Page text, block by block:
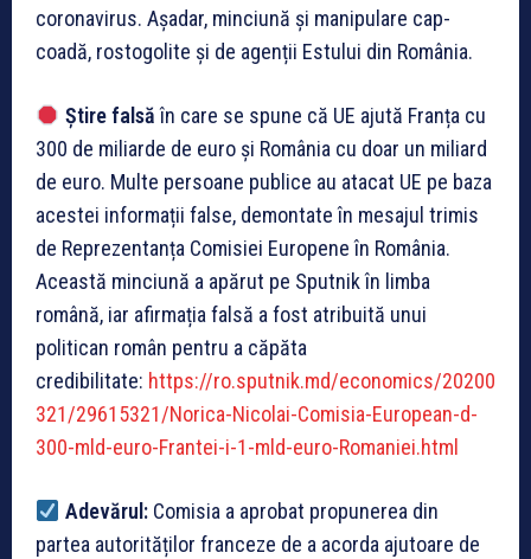
coronavirus. Așadar, minciună și manipulare cap-
coadă, rostogolite și de agenții Estului din România.
Știre falsăîn care se spune că UE ajută Franța cu
300 de miliarde de euro și România cu doar un miliard
de euro. Multe persoane publice au atacat UE pe baza
acestei informații false, demontate în mesajul trimis
de Reprezentanța Comisiei Europene în România.
Această minciună a apărut pe Sputnik în limba
română, iar afirmația falsă a fost atribuită unui
politican român pentru a căpăta
credibilitate: https://ro.sputnik.md/economics/20200
321/29615321/Norica-Nicolai-Comisia-European-d-
300-mld-euro-Frantei-i-1-mld-euro-Romaniei.html
Adevărul: Comisia a aprobat propunerea din
partea autorităților franceze de a acorda ajutoare de